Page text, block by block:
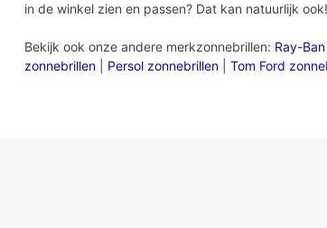
in de winkel zien en passen? Dat kan natuurlijk
Bekijk ook onze andere merkzonnebrillen: Ray-
zonnebrillen
Persol zonnebrillen Tom Ford